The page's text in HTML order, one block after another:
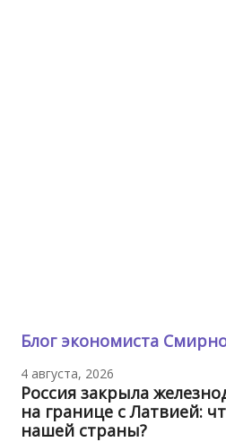
Блог экономиста
4 августа, 2026
Россия закрыла
на границе с Латвией:
нашей страны?